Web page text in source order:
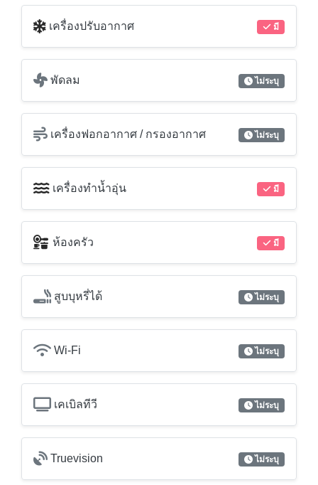
เครื่องปรับอากาศ มี
พัดลม ไม่ระบุ
เครื่องฟอกอากาศ / กรองอากาศ ไม่ระบุ
เครื่องทำน้ำอุ่น มี
ห้องครัว มี
สูบบุหรี่ได้ ไม่ระบุ
Wi-Fi ไม่ระบุ
เคเบิลทีวี ไม่ระบุ
Truevision ไม่ระบุ